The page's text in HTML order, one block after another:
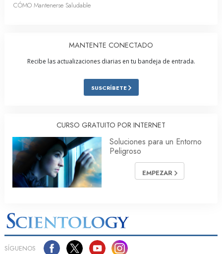
CÓMO Mantenerse Saludable
MANTENTE CONECTADO
Recibe las actualizaciones diarias en tu bandeja de entrada.
SUSCRÍBETE
CURSO GRATUITO POR INTERNET
Soluciones para un Entorno
Peligroso
EMPEZAR
SÍGUENOS